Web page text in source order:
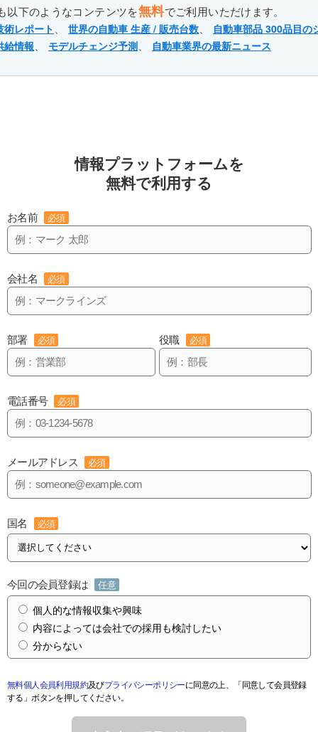
以下のようなコンテンツを無料でご利用いただけます。
術レポート 、 世界の自動車 生産 / 販売台数、
自動車部品 300品目の
給情報、 モデルチェンジ予測、 自動車業界の最新ニュース
情報プラットフォームを
無料で利用する
お名前 必須
会社名 必須
部署 必須 役職 必須
電話番号 必須
メールアドレス 必須
国名 必須
今回の会員登録は 任意
個人的な情報収集や興味
内容によっては会社での採用も検討したい
分からない
無料個人会員利用規約及びプライバシーポリシーに同意の上、「同意して会員登録
する」ボタンを押してください。